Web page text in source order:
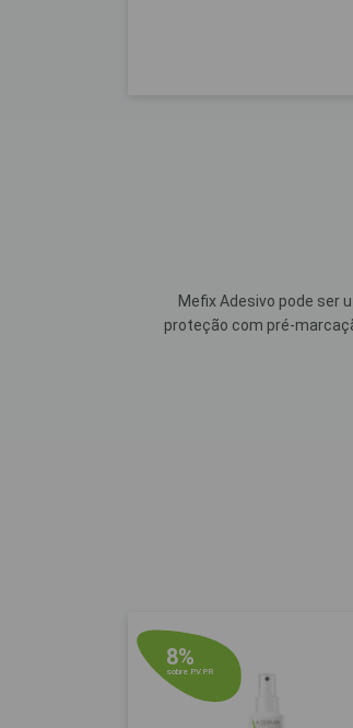
Mefix Adesivo pode ser
proteção com pré-
8%
sobre P.V.P.R